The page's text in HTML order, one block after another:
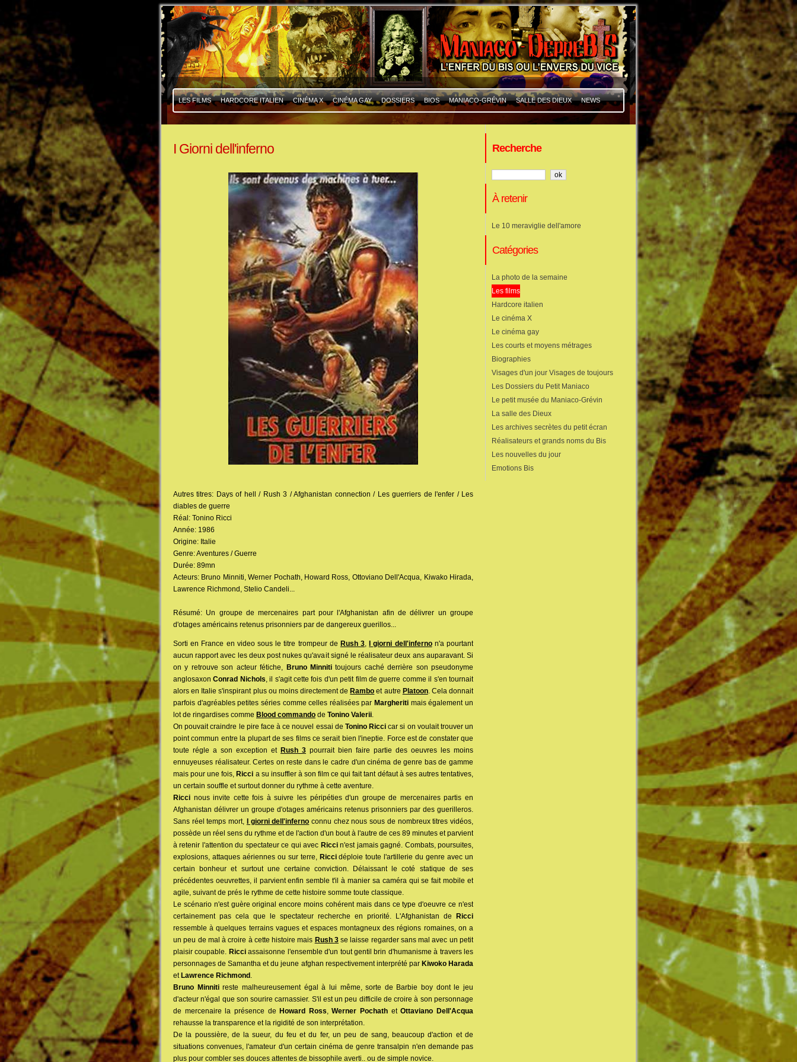
LES FILMS HARDCORE ITALIEN CINÉMA X CINÉMA GAY DOSSIERS BIOS MANIACO-GRÉVIN SALLE DES DIEUX NEWS
I Giorni dell'inferno
Autres titres: Days of hell / Rush 3 / Afghanistan connection / Les guerriers de l'enfer / Les
diables de guerre
Réal: Tonino Ricci
Année: 1986
Origine: Italie
Genre: Aventures / Guerre
Durée: 89mn
Acteurs: Bruno Minniti, Werner Pochath, Howard Ross, Ottoviano Dell'Acqua, Kiwako Hirada,
Lawrence Richmond, Stelio Candeli...
Résumé: Un groupe de mercenaires part pour l'Afghanistan afin de délivrer un groupe
d'otages américains retenus prisonniers par de dangereux guerillos...
Sorti en France en video sous le titre trompeur de Rush 3, I giorni dell'infernon'a pourtant
aucun rapport avec les deux post nukes qu'avait signé le réalisateur deux ans auparavant. Si
on y retrouve son acteur fétiche, Bruno Minnititoujours caché derrière son pseudonyme
anglosaxonConrad Nichols, il s'agit cette fois d'un petit film de guerre comme il s'en tournait
alors en Italie s'inspirant plus ou moins directement de Rambo et autre Platoon. Cela donnait
parfois d'agréables petites séries comme celles réalisées par Margheriti mais également un
lot de ringardises comme Blood commando de Tonino Valerii.
On pouvait craindre le pire face à ce nouvel essai de Tonino Ricci car si on voulait trouver un
point commun entre la plupart de ses films ce serait bien l'ineptie. Force est de constater que
toute régle a son exception et Rush 3 pourrait bien faire partie des oeuvres les moins
ennuyeuses réalisateur. Certes on reste dans le cadre d'un cinéma de genre bas de gamme
mais pour une fois, Ricci a su insuffler à son film ce qui fait tant défaut à ses autres tentatives,
un certain souffle et surtout donner du rythme à cette aventure.
Ricci nous invite cette fois à suivre les péripéties d'un groupe de mercenaires partis en
Afghanistan délivrer un groupe d'otages américains retenus prisonniers par des guerilleros.
Sans réel temps mort,
I giorni dell'inferno connu chez nous sous de nombreux titres vidéos,
possède un réel sens du rythme et de l'action d'un bout à l'autre de ces 89 minutes et parvient
à retenir l'attention du spectateur ce qui avec Riccin'est jamais gagné. Combats, poursuites,
explosions, attaques aériennes ou sur terre, Riccidéploie toute l'artillerie du genre avec un
certain bonheur et surtout une certaine conviction. Délaissant le coté statique de ses
précédentes oeuvrettes, il parvient enfin semble t'il à manier sa caméra qui se fait mobile et
agile, suivant de prés le rythme de cette histoire somme toute classique.
Le scénario n'est guère original encore moins cohérent mais dans ce type d'oeuvre ce n'est
certainement pas cela que le spectateur recherche en priorité. L'Afghanistan de
Ricci
ressemble à quelques terrains vagues et espaces montagneux des régions romaines, on a
un peu de mal à croire à cette histoire mais Rush 3se laisse regarder sans mal avec un petit
plaisir coupable. Ricciassaisonne l'ensemble d'un tout gentil brin d'humanisme à travers les
personnages de Samantha et du jeune afghan respectivement interprété par Kiwoko Harada
et Lawrence Richmond .
Bruno Minnitireste malheureusement égal à lui même, sorte de Barbie boy dont le jeu
d'acteur n'égal que son sourire carnassier. S'il est un peu difficile de croire à son personnage
de mercenaire la présence de Howard Ross,Werner Pochath etOttaviano Dell'Acqua
rehausse la transparence et la rigidité de son interprétation.
De la poussière, de la sueur, du feu et du fer, un peu de sang, beaucoup d'action et de
situations convenues, l'amateur d'un certain cinéma de genre transalpin n'en demande pas
plus pour combler ses douces attentes de bissophile averti.. ou de simple novice.
Recherche
À retenir
Le 10 meraviglie dell'amore
Catégories
La photo de la semaine
Les films
Hardcore italien
Le cinéma X
Le cinéma gay
Les courts et moyens métrages
Biographies
Visages d'un jour Visages de toujours
Les Dossiers du Petit Maniaco
Le petit musée du Maniaco-Grévin
La salle des Dieux
Les archives secrètes du petit écran
Réalisateurs et grands noms du Bis
Les nouvelles du jour
Emotions Bis